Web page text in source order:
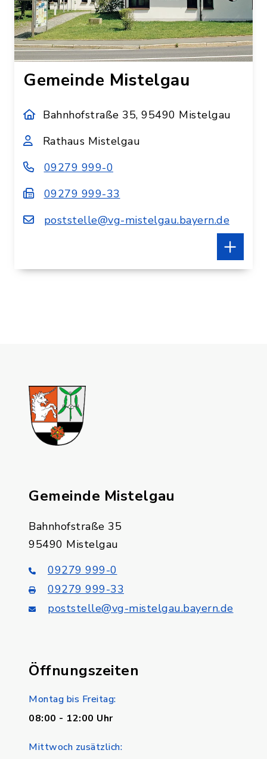
Gemeinde Mistelgau
Bahnhofstraße 35, 95490 Mistelgau
Rathaus Mistelgau
09279 999-0
09279 999-33
poststelle@vg-mistelgau.bayern.de
In Karte anzeigen
Gemeinde Mistelgau
Bahnhofstraße 35
95490 Mistelgau
09279 999-0
09279 999-33
poststelle@vg-mistelgau.bayern.de
Öffnungszeiten
Montag bis Freitag:
08:00 - 12:00 Uhr
Mittwoch zusätzlich: